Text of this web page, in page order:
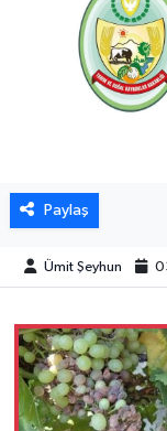
Paylaş
Ümit Şeyhun